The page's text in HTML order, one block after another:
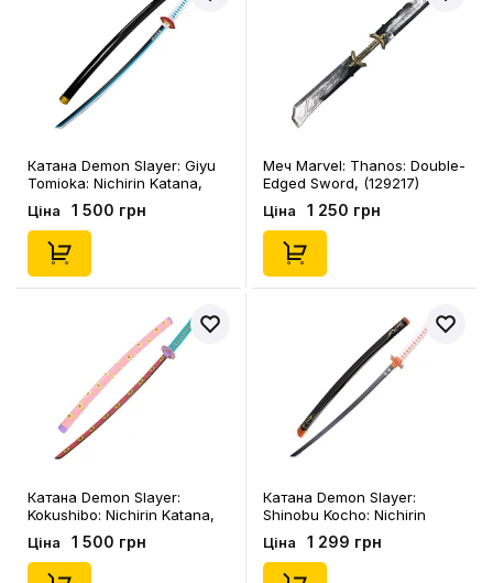
Катана Demon Slayer: Giyu
Tomioka: Nichirin Katana,
(292097)
Ціна 1 500 грн
Меч Marvel: Thanos: Double-
Edged Sword, (129217)
Ціна 1 250 грн
Катана Demon Slayer:
Kokushibo: Nichirin Katana,
(100596)
Ціна 1 500 грн
Катана Demon Slayer:
Shinobu Kocho: Nichirin
Katana, (200597)
Ціна 1 299 грн